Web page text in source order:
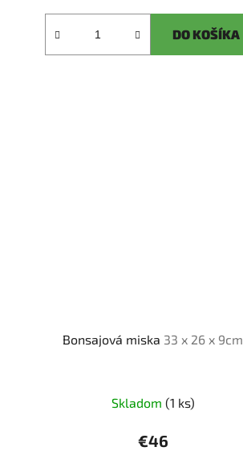
DO KOŠÍKA
Bonsajová miska 33 x 26 x 9cm
Skladom (1 ks)
€46